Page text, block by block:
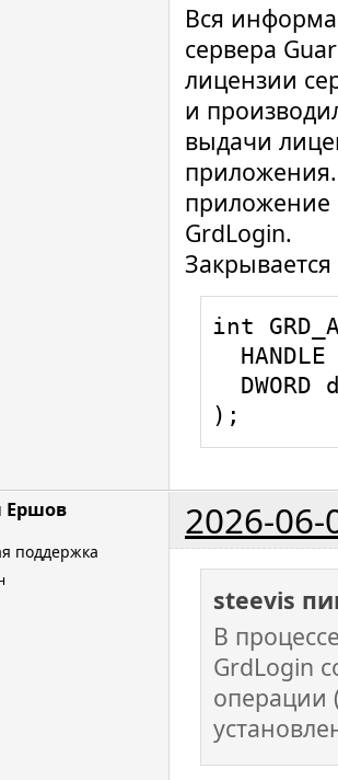
Вся
сервера
лицензии
и
выдачи
приложения.
приложение
GrdLogin.
int
);
Ершов 2026-06-
поддержка
steevis
В
GrdLogin
операции